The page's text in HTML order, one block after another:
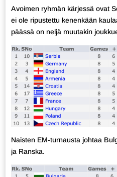
Avoimen ryhmän kärjessä ovat
ei ole ripustettu kenenkään
päässä on neljä muutakin
Naisten EM-turnausta johtaa
ja Ranska.